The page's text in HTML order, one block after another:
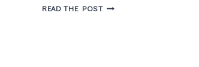
READ THE POSTCONHEÇA